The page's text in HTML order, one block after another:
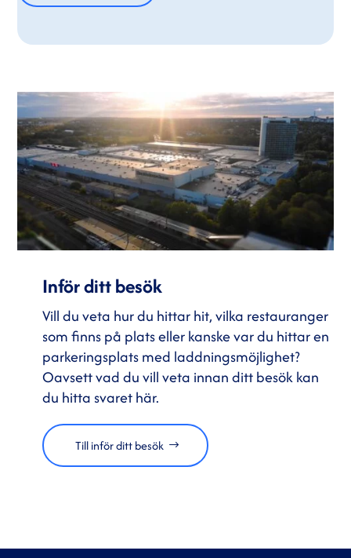
Inför ditt besök
Vill du veta hur du hittar hit, vilka restauranger
som finns på plats eller kanske var du hittar en
parkeringsplats med laddningsmöjlighet?
Oavsett vad du vill veta innan ditt besök kan
du hitta svaret här.
Till inför ditt besök